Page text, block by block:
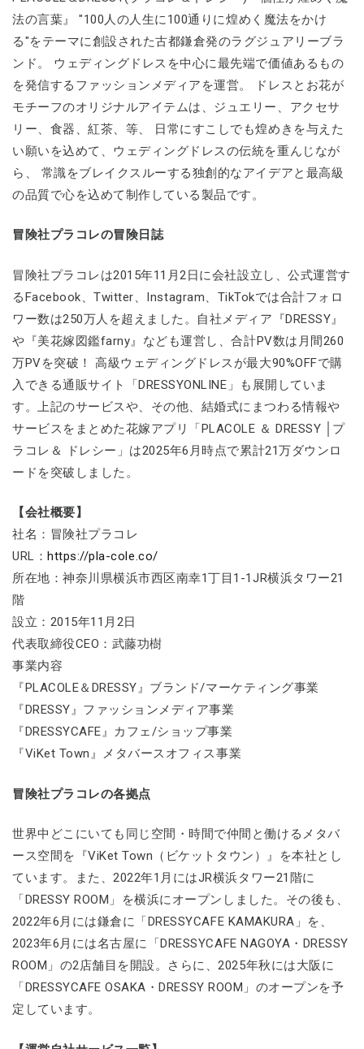
法の言葉』 "100人の人生に100通りに煌めく魔法をかけ
る"をテーマに創設された古都鎌倉発のラグジュアリーブラ
ンド。 ウェディングドレスを中心に最先端で価値あるもの
を発信するファッションメディアを運営。 ドレスとお花が
モチーフのオリジナルアイテムは、ジュエリー、アクセサ
リー、食器、紅茶、等、 日常にすこしでも煌めきを与えた
い願いを込めて、ウェディングドレスの伝統を重んじなが
ら、 常識をブレイクスルーする独創的なアイデアと最高級
の品質で心を込めて制作している製品です。
冒険社プラコレの冒険日誌
冒険社プラコレは2015年11月2日に会社設立し、公式運営す
るFacebook、Twitter、Instagram、TikTokでは合計フォロ
ワー数は250万人を超えました。自社メディア『DRESSY』
や『美花嫁図鑑farny』なども運営し、合計PV数は月間260
万PVを突破！ 高級ウェディングドレスが最大90%OFFで購
入できる通販サイト「DRESSYONLINE」も展開していま
す。上記のサービスや、その他、結婚式にまつわる情報や
サービスをまとめた花嫁アプリ「PLACOLE ＆ DRESSY │プ
ラコレ＆ ドレシー」は2025年6月時点で累計21万ダウンロ
ードを突破しました。
【会社概要】
社名：冒険社プラコレ
URL：https://pla-cole.co/
所在地：神奈川県横浜市西区南幸1丁目1-1JR横浜タワー21
階
設立：2015年11月2日
代表取締役CEO：武藤功樹
事業内容
『PLACOLE＆DRESSY』ブランド/マーケティング事業
『DRESSY』ファッションメディア事業
『DRESSYCAFE』カフェ/ショップ事業
『ViKet Town』メタバースオフィス事業
冒険社プラコレの各拠点
世界中どこにいても同じ空間・時間で仲間と働けるメタバ
ース空間を『ViKet Town（ビケットタウン）』を本社とし
ています。また、2022年1月にはJR横浜タワー21階に
「DRESSY ROOM」を横浜にオープンしました。その後も、
2022年6月には鎌倉に「DRESSYCAFE KAMAKURA」を、
2023年6月には名古屋に「DRESSYCAFE NAGOYA・DRESSY
ROOM」の2店舗目を開設。さらに、2025年秋には大阪に
「DRESSYCAFE OSAKA・DRESSY ROOM」のオープンを予
定しています。